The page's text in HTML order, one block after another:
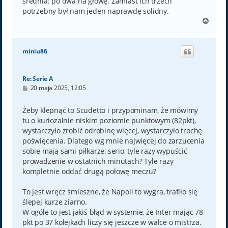
potrzebny był nam jeden naprawdę solidny.
g
miniu86
Re: Serie A
P
t
20 maja 2025, 12:05
Żeby klepnąć to Scudetto i przypominam, że mówimy
tu o kuriozalnie niskim poziomie punktowym (82pkt),
wystarczyło zrobić odrobinę więcej, wystarczyło trochę
poświęcenia. Dlatego wg mnie najwięcej do zarzucenia
sobie mają sami piłkarze, serio, tyle razy wypuścić
prowadzenie w ostatnich minutach? Tyle razy
kompletnie oddać drugą połowę meczu?
To jest wręcz śmieszne, że Napoli to wygra, trafiło się
ślepej kurze ziarno.
W ogóle to jest jakiś błąd w systemie, że Inter mając 78
pkt po 37 kolejkach liczy się jeszcze w walce o mistrza.